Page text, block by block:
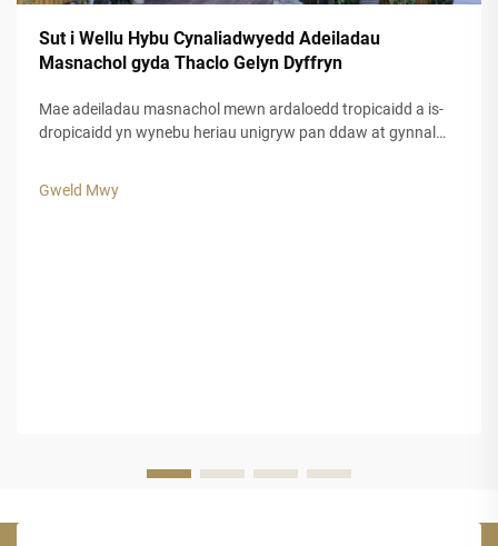
Sut i Wellu Hybu Cynaliadwyedd Adeiladau
Masnachol gyda Thaclo Gelyn Dyffryn
Mae adeiladau masnachol mewn ardaloedd tropicaidd a is-
dropicaidd yn wynebu heriau unigryw pan ddaw at gynnal
yn methu pan gaiff eu rhoi i agored i'w gofodolaeth gryf.
Gweld Mwy